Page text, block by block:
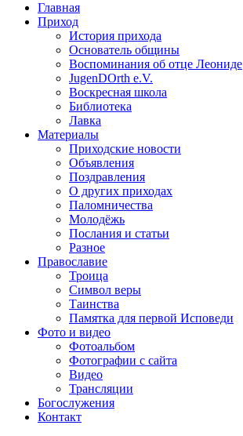
Главная
Приход
История прихода
Основатель общины
Воспоминания об отце Леониде
JugenDOrth e.V.
Воскресная школа
Библиотека
Лавка
Материалы
Приходские новости
Объявления
Поздравления
О других приходах
Паломничества
Молодёжь
Послания и статьи
Разное
Православие
Троица
Символ веры
Таинства
Памятка для первой Исповеди
Фото и видео
Фотоальбом
Фотографии с сайта
Видео
Трансляции
Богослужения
Контакт